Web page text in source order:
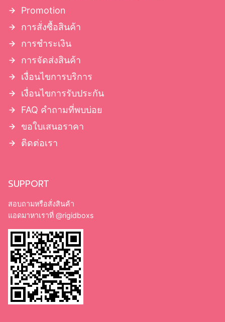
Promotion
การสั่งซื้อสินค้า
การชำระเงิน
การจัดส่งสินค้า
เงื่อนไขการบริการ
เงื่อนไขการรับประกัน
FAQ คำถามที่พบบ่อย
ขอใบเสนอราคา
ติดต่อเรา
SUPPORT
สอบถามหรือสั่งสินค้า
แอดมาหาเราที่ @rigidboxs